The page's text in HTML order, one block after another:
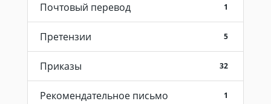
Почтовый перевод 1
Претензии 5
Приказы 32
Рекомендательное письмо 1